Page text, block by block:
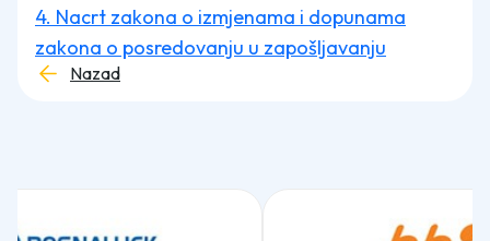
4. Nacrt zakona o izmjenama i dopunama
zakona o posredovanju u zapošljavanju
Nazad